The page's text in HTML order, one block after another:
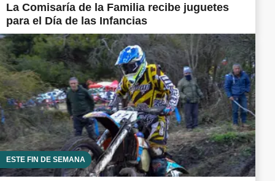
La Comisaría de la Familia recibe juguetes
para el Día de las Infancias
ESTE FIN DE SEMANA